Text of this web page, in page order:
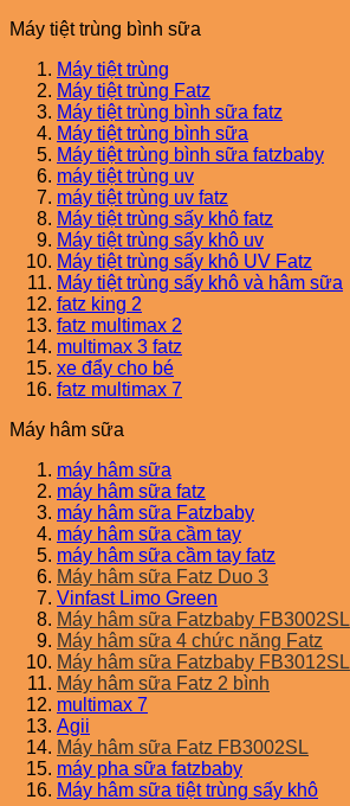
Máy tiệt trùng bình sữa
Máy tiệt trùng
Máy tiệt trùng Fatz
Máy tiệt trùng bình sữa fatz
Máy tiệt trùng bình sữa
Máy tiệt trùng bình sữa fatzbaby
máy tiệt trùng uv
máy tiệt trùng uv fatz
Máy tiệt trùng sấy khô fatz
Máy tiệt trùng sấy khô uv
Máy tiệt trùng sấy khô UV Fatz
Máy tiệt trùng sấy khô và hâm sữa
fatz king 2
fatz multimax 2
multimax 3 fatz
xe đẩy cho bé
fatz multimax 7
Máy hâm sữa
máy hâm sữa
máy hâm sữa fatz
máy hâm sữa Fatzbaby
máy hâm sữa cầm tay
máy hâm sữa cầm tay fatz
Máy hâm sữa Fatz Duo 3
Vinfast Limo Green
Máy hâm sữa Fatzbaby FB3002SL
Máy hâm sữa 4 chức năng Fatz
Máy hâm sữa Fatzbaby FB3012SL
Máy hâm sữa Fatz 2 bình
multimax 7
Agii
Máy hâm sữa Fatz FB3002SL
máy pha sữa fatzbaby
Máy hâm sữa tiệt trùng sấy khô